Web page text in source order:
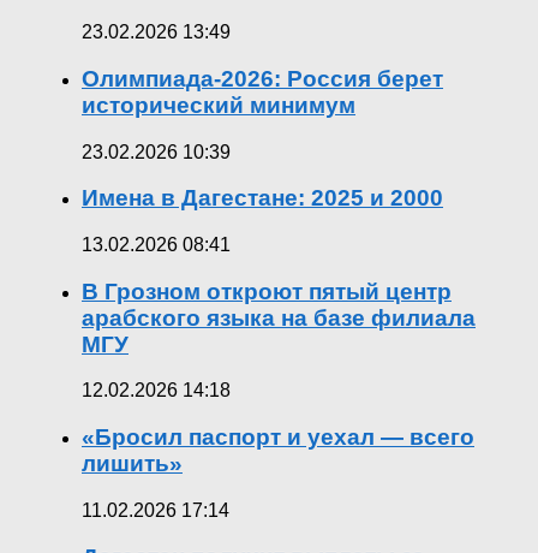
23.02.2026 13:49
Олимпиада-2026: Россия берет
исторический минимум
23.02.2026 10:39
Имена в Дагестане: 2025 и 2000
13.02.2026 08:41
В Грозном откроют пятый центр
арабского языка на базе филиала
МГУ
12.02.2026 14:18
«Бросил паспорт и уехал — всего
лишить»
11.02.2026 17:14